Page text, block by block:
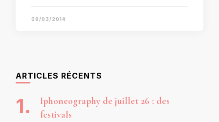
09/03/2014
ARTICLES RÉCENTS
Iphoneography de juillet 26 : des
festivals